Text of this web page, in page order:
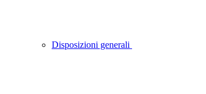
Disposizioni generali